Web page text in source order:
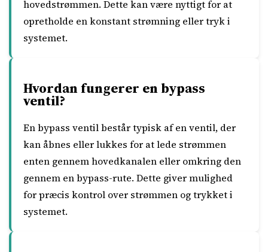
hovedstrømmen. Dette kan være nyttigt for at
opretholde en konstant strømning eller tryk i
systemet.
Hvordan fungerer en bypass
ventil?
En bypass ventil består typisk af en ventil, der
kan åbnes eller lukkes for at lede strømmen
enten gennem hovedkanalen eller omkring den
gennem en bypass-rute. Dette giver mulighed
for præcis kontrol over strømmen og trykket i
systemet.